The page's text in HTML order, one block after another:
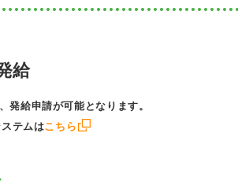
給
発給申請が可能となります。
テムはこちら